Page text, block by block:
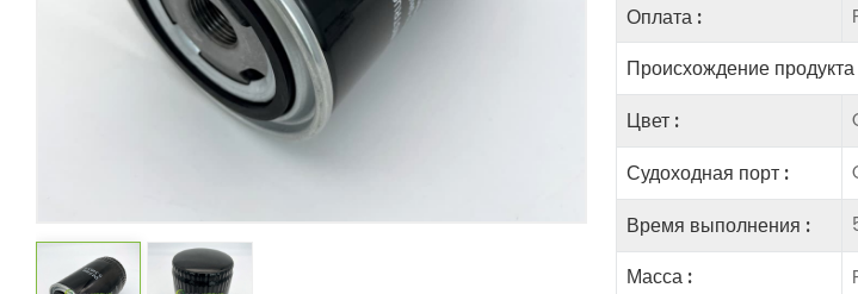
Оплата :
Происхождение продукта
Цвет :
Судоходная порт :
Время выполнения :
Масса :